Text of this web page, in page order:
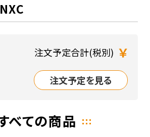
注文予定合計(税別) ￥
注文予定を見る
べての商品